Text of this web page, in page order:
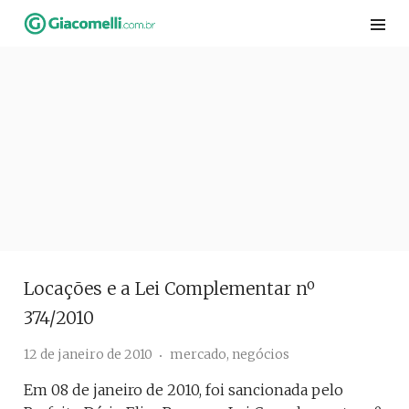
Skip
Locações e a Lei Complementar nº
374/2010
12 de janeiro de 2010 mercado, negócios
Em 08 de janeiro de 2010, foi sancionada pelo